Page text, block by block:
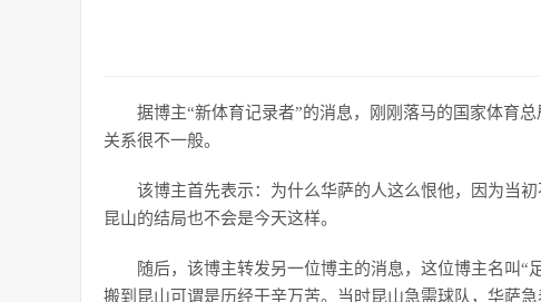
据博主“新体育记录者”的消息，刚刚落马的国家体育
关系很不一般。
该博主首先表示：为什么华萨的人这么恨他，因为当
昆山的结局也不会是今天这样。
随后，该博主转发另一位博主的消息，这位博主名叫
搬到昆山可谓是历经干辛万苦。当时昆山急需球队，华萨